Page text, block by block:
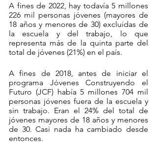
A fines de 2022, hay todavía 5 millones
226 mil personas jóvenes (mayores de
18 años y menores de 30) excluidas de
la escuela y del trabajo, lo que
representa más de la quinta parte del
total de jóvenes (21%) en el país.
A fines de 2018, antes de iniciar el
programa Jóvenes Construyendo el
Futuro (JCF) había 5 millones 704 mil
personas jóvenes fuera de la escuela y
sin trabajo. Eran el 24% del total de
jóvenes mayores de 18 años y menores
de 30. Casi nada ha cambiado desde
entonces.